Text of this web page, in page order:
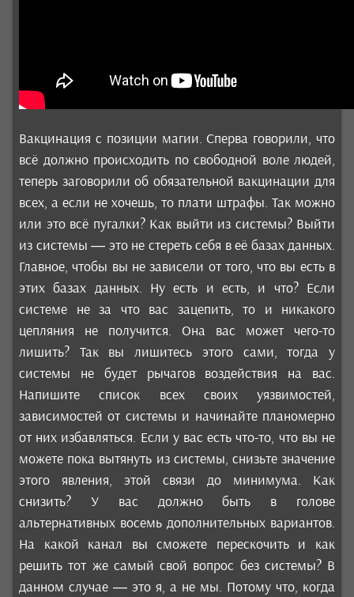
Вакцинация с позиции магии. Сперва говорили, что
всё должно происходить по свободной воле людей,
теперь заговорили об обязательной вакцинации для
всех, а если не хочешь, то плати штрафы. Так можно
или это всё пугалки? Как выйти из системы? Выйти
из системы — это не стереть себя в её базах данных.
Главное, чтобы вы не зависели от того, что вы есть в
этих базах данных. Ну есть и есть, и что? Если
системе не за что вас зацепить, то и никакого
цепляния не получится. Она вас может чего-то
лишить? Так вы лишитесь этого сами, тогда у
системы не будет рычагов воздействия на вас.
Напишите список всех своих уязвимостей,
зависимостей от системы и начинайте планомерно
от них избавляться. Если у вас есть что-то, что вы не
можете пока вытянуть из системы, снизьте значение
этого явления, этой связи до минимума. Как
снизить? У вас должно быть в голове
альтернативных восемь дополнительных вариантов.
На какой канал вы сможете перескочить и как
решить тот же самый свой вопрос без системы? В
данном случае — это я, а не мы. Потому что, когда